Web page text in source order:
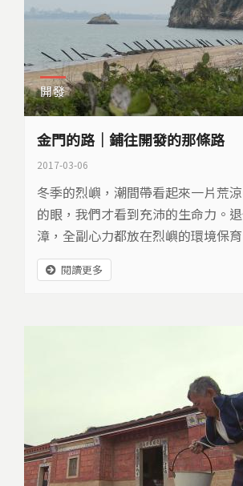
開發
金門的路｜鋪往開發的那條路
2017-03-06
冬季的烈嶼，潮間帶看起來一片荒
的眼，我們才看到充沛的生命力。
漳，全副心力都放在烈嶼的環境保
伙伴接下金門國家公園的潮間帶調查
察多年，這一年的密集調查還是讓他
閱讀更多